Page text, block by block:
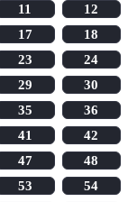
11
12
17
18
23
24
29
30
35
36
41
42
47
48
53
54